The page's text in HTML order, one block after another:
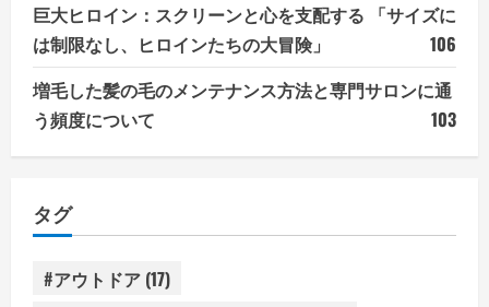
巨大ヒロイン：スクリーンと心を支配する 「サイズに
は制限なし、ヒロインたちの大冒険」
106
増毛した髪の毛のメンテナンス方法と専門サロンに通
う頻度について
103
タグ
#アウトドア (17)